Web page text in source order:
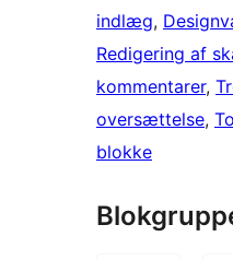
indlæg,
Redigering af
kommentarer,
oversættelse,
blokke